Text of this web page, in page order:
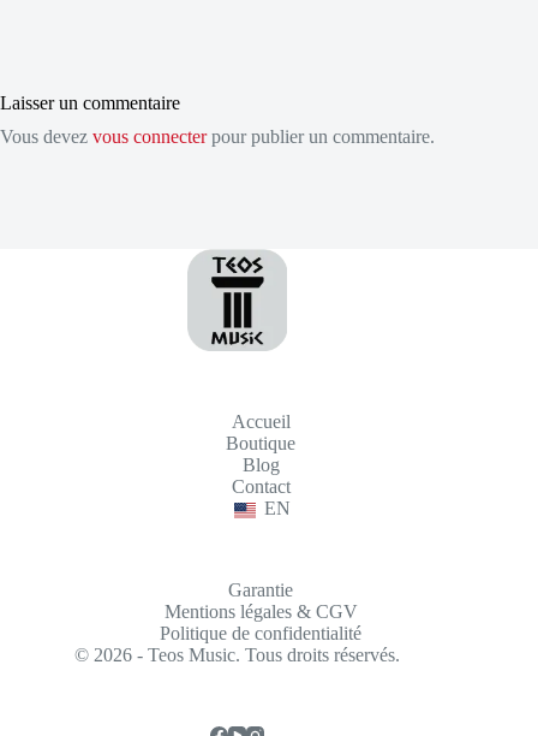
Laisser un commentaire
Vous devez vous connecterpour publier un commentaire.
Accueil
Boutique
Blog
Contact
EN
Garantie
Mentions légales & CGV
Politique de confidentialité
© 2026 - Teos Music. Tous droits réservés.